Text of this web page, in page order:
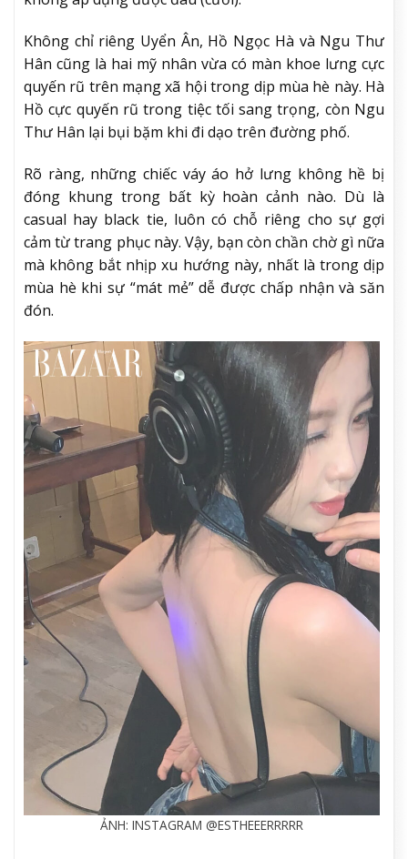
Không chỉ riêng Uyển Ân, Hồ Ngọc Hà và Ngu Thư
Hân cũng là hai mỹ nhân vừa có màn khoe lưng cực
quyến rũ trên mạng xã hội trong dịp mùa hè này. Hà
Hồ cực quyến rũ trong tiệc tối sang trọng, còn Ngu
Thư Hân lại bụi bặm khi đi dạo trên đường phố.
Rõ ràng, những chiếc váy áo hở lưng không hề bị
đóng khung trong bất kỳ hoàn cảnh nào. Dù là
casual hay black tie, luôn có chỗ riêng cho sự gợi
cảm từ trang phục này. Vậy, bạn còn chần chờ gì nữa
mà không bắt nhịp xu hướng này, nhất là trong dịp
mùa hè khi sự “mát mẻ” dễ được chấp nhận và săn
đón.
ẢNH: INSTAGRAM @ESTHEEERRRRR